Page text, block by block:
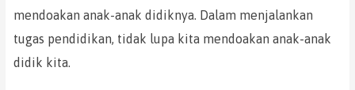
mendoakan anak-anak didiknya. Dalam menjalankan
tugas pendidikan, tidak lupa kita mendoakan anak-anak
didik kita.